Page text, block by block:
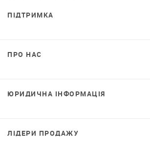
ПІДТРИМКА
ПРО НАС
ЮРИДИЧНА ІНФОРМАЦІЯ
ЛІДЕРИ ПРОДАЖУ